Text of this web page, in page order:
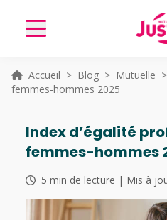
Accueil > Blog> Mutuelle
femmes-hommes 2025
Index d’égalité
femmes-hommes
5 min de lecture | Mis à